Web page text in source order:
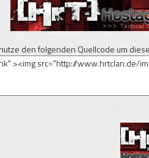
den folgenden Quellcode um